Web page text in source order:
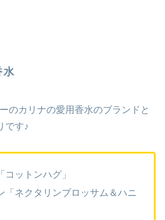
水
のカリナの愛用香水のブランドと
です♪
コットンハグ」
「ネクタリンブロッサム＆ハニ